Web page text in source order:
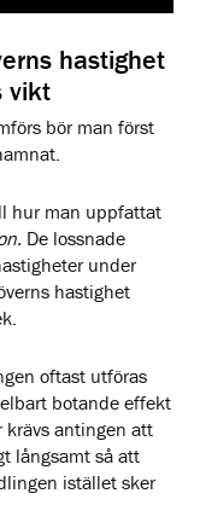
hastighet
vikt
bör man först
hur man uppfattat
De lossnade
under
hastighet
oftast utföras
botande effekt
krävs antingen att
långsamt så att
istället sker